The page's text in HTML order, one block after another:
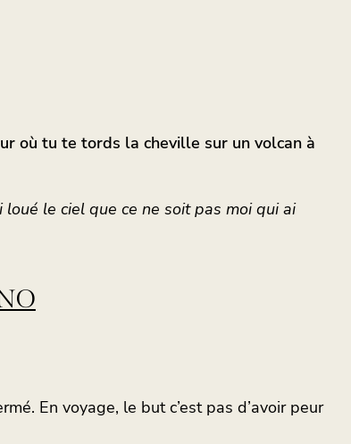
où tu te tords la cheville sur un volcan à
le ciel que ce ne soit pas moi qui ai
En voyage, le but c’est pas d’avoir peur